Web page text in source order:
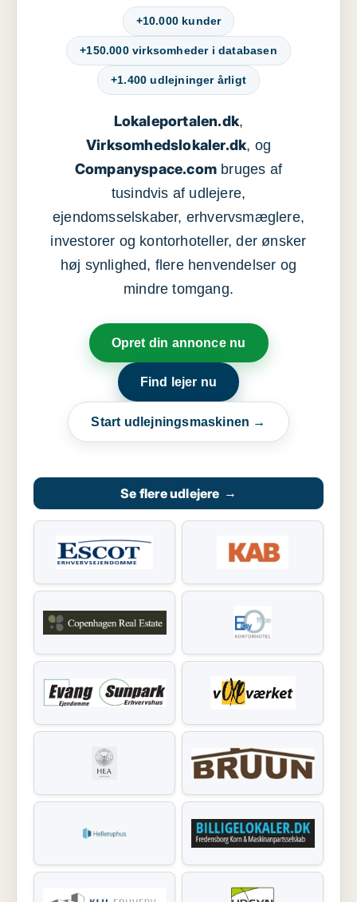
+10.000 kunder
+150.000 virksomheder i databasen
+1.400 udlejninger årligt
Lokaleportalen.dk,
Virksomhedslokaler.dk, og
Companyspace.com bruges af
tusindvis af udlejere,
ejendomsselskaber, erhvervsmæglere,
investorer og kontorhoteller, der ønsker
høj synlighed, flere henvendelser og
mindre tomgang.
Opret din annonce nu
Find lejer nu
Start udlejningsmaskinen →
Se flere udlejere →